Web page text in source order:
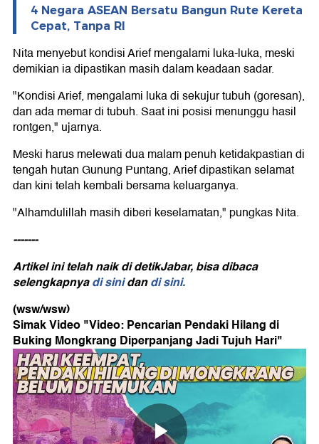
4 Negara ASEAN Bersatu Bangun Rute Kereta
Cepat, Tanpa RI
Nita menyebut kondisi Arief mengalami luka-luka, meski
demikian ia dipastikan masih dalam keadaan sadar.
"Kondisi Arief, mengalami luka di sekujur tubuh (goresan),
dan ada memar di tubuh. Saat ini posisi menunggu hasil
rontgen," ujarnya.
Meski harus melewati dua malam penuh ketidakpastian di
tengah hutan Gunung Puntang, Arief dipastikan selamat
dan kini telah kembali bersama keluarganya.
"Alhamdulillah masih diberi keselamatan," pungkas Nita.
-------
Artikel ini telah naik di detikJabar, bisa dibaca
selengkapnyadi sinidandi sini.
(wsw/wsw)
Simak Video "Video: Pencarian Pendaki Hilang di
Buking Mongkrang Diperpanjang Jadi Tujuh Hari"